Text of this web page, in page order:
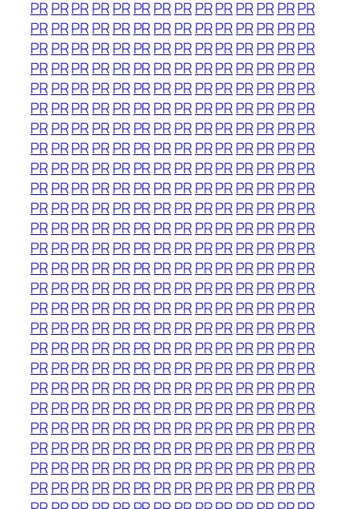
PRPRPRPRPR PRPRPRPRPRPRPR PRPR
PRPRPRPRPR PRPRPRPRPRPRPR PRPR
PRPRPRPRPR PRPRPRPRPRPRPR PRPR
PRPRPRPRPR PRPRPRPRPRPRPR PRPR
PRPRPRPRPR PRPRPRPRPRPRPR PRPR
PRPRPRPRPR PRPRPRPRPRPRPR PRPR
PRPRPRPRPR PRPRPRPRPRPRPR PRPR
PRPRPRPRPR PRPRPRPRPRPRPR PRPR
PRPRPRPRPR PRPRPRPRPRPRPR PRPR
PRPRPRPRPR PRPRPRPRPRPRPR PRPR
PRPRPRPRPR PRPRPRPRPRPRPR PRPR
PRPRPRPRPR PRPRPRPRPRPRPR PRPR
PRPRPRPRPR PRPRPRPRPRPRPR PRPR
PRPRPRPRPR PRPRPRPRPRPRPR PRPR
PRPRPRPRPR PRPRPRPRPRPRPR PRPR
PRPRPRPRPR PRPRPRPRPRPRPR PRPR
PRPRPRPRPR PRPRPRPRPRPRPR PRPR
PRPRPRPRPR PRPRPRPRPRPRPR PRPR
PRPRPRPRPR PRPRPRPRPRPRPR PRPR
PRPRPRPRPR PRPRPRPRPRPRPR PRPR
PRPRPRPRPR PRPRPRPRPRPRPR PRPR
PRPRPRPRPR PRPRPRPRPRPRPR PRPR
PRPRPRPRPR PRPRPRPRPRPRPR PRPR
PRPRPRPRPR PRPRPRPRPRPRPR PRPR
PRPRPRPRPR PRPRPRPRPRPRPR PRPR